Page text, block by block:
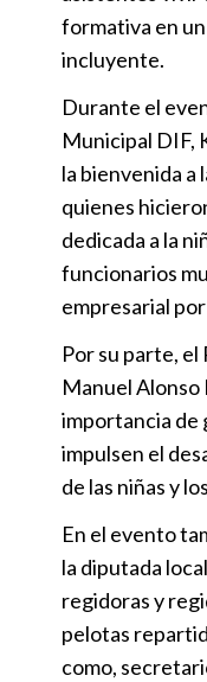
formativa en
incluyente.
Durante el
Municipal DIF,
la bienvenida a
quienes
dedicada a la
funcionarios
empresarial
Por su parte,
Manuel Alonso
importancia de
impulsen el
de las niñas y
En el evento
la diputada
regidoras y
pelotas
como,